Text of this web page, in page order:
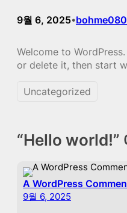
9월 6, 2025•
Welcome to
or delete it, then start
Uncategorized
“Hello world!”
A WordPress
9월 6, 2025